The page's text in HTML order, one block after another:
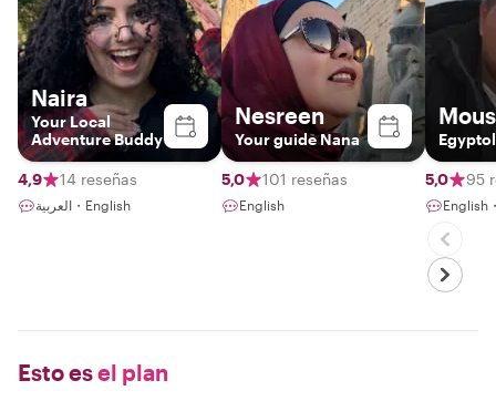
Naira
Your Local
Adventure Buddy
4,9 14 reseñas
العربية・English
Nesreen
Your guide Nana
5,0 101 reseñas
English
5,0 95
Esto esel plan